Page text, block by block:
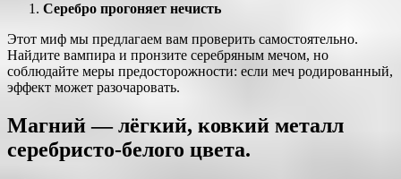
Серебро прогоняет нечисть
Этот миф мы предлагаем вам проверить самостоятельно.
Найдите вампира и пронзите серебряным мечом, но
соблюдайте меры предосторожности: если меч родированный,
эффект может разочаровать.
Магний — лёгкий, ковкий металл
серебристо-белого цвета.